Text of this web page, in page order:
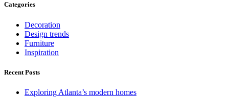
Categories
Decoration
Design trends
Furniture
Inspiration
Recent Posts
Exploring Atlanta’s modern homes